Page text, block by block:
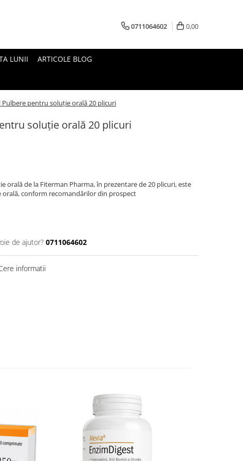
0711064602 0,00
LUNII ARTICOLE BLOG
Pulbere pentru soluție orală 20 plicuri
soluție orală 20 plicuri
orală de la Fiterman Pharma, în prezentare de 20 plicuri, este
conform recomandărilor din prospect
de ajutor? 0711064602
informatii